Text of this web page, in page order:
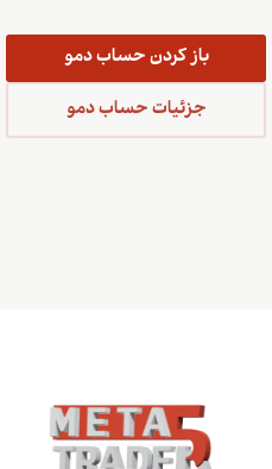
باز کردن حساب دمو
جزئیات حساب دمو